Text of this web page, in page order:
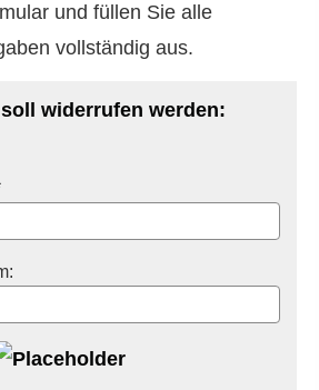
und füllen Sie alle
vollständig aus.
widerrufen werden: